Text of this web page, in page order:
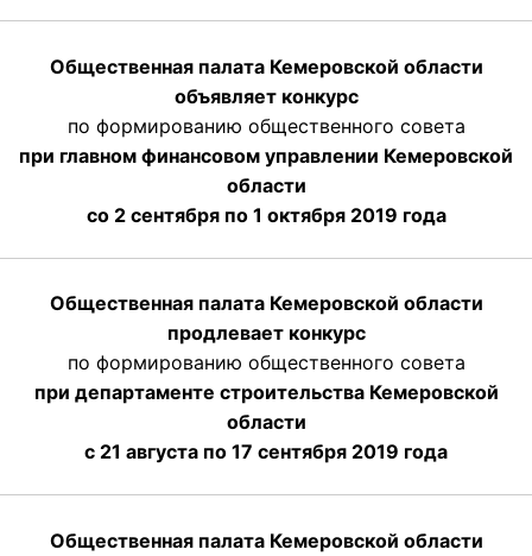
Общественная палата Кемеровской области
объявляет конкурс
по формированию общественного совета
при главном финансовом управлении Кемеровской
области
со 2 сентября по 1 октября 2019 года
Общественная палата Кемеровской области
продлевает конкурс
по формированию общественного совета
при департаменте строительства Кемеровской
области
с 21 августа по 17 сентября 2019 года
Общественная палата Кемеровской области